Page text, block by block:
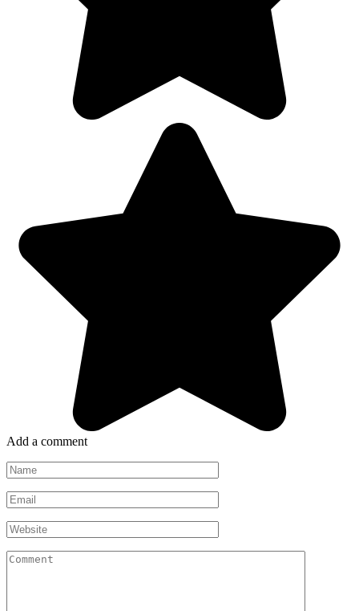
Add a comment
Name
*
Email
*
Website
Comment